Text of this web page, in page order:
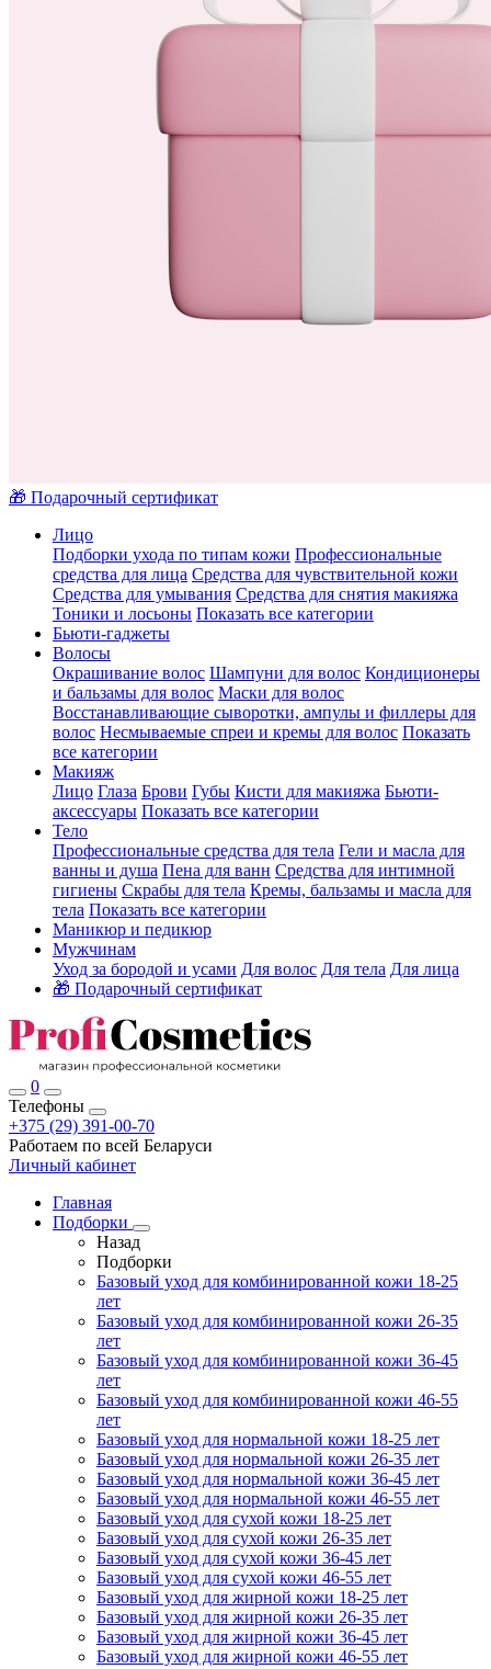
🎁 Подарочный сертификат
Лицо
Подборки ухода по типам кожи Профессиональные
средства для лица Средства для чувствительной кожи
Средства для умывания Средства для снятия макияжа
Тоники и лосьоны Показать все категории
Бьюти-гаджеты
Волосы
Окрашивание волос Шампуни для волос Кондиционеры
и бальзамы для волос Маски для волос
Восстанавливающие сыворотки, ампулы и филлеры для
волос Несмываемые спреи и кремы для волос Показать
все категории
Макияж
Лицо Глаза Брови Губы Кисти для макияжа Бьюти-
аксессуары Показать все категории
Тело
Профессиональные средства для тела Гели и масла для
ванны и душа Пена для ванн Средства для интимной
гигиены Скрабы для тела Кремы, бальзамы и масла для
тела Показать все категории
Маникюр и педикюр
Мужчинам
Уход за бородой и усами Для волос Для тела Для лица
🎁 Подарочный сертификат
0
Телефоны
+375 (29) 391-00-70
Работаем по всей Беларуси
Личный кабинет
Главная
Подборки
Назад
Подборки
Базовый уход для комбинированной кожи 18-25
лет
Базовый уход для комбинированной кожи 26-35
лет
Базовый уход для комбинированной кожи 36-45
лет
Базовый уход для комбинированной кожи 46-55
лет
Базовый уход для нормальной кожи 18-25 лет
Базовый уход для нормальной кожи 26-35 лет
Базовый уход для нормальной кожи 36-45 лет
Базовый уход для нормальной кожи 46-55 лет
Базовый уход для сухой кожи 18-25 лет
Базовый уход для сухой кожи 26-35 лет
Базовый уход для сухой кожи 36-45 лет
Базовый уход для сухой кожи 46-55 лет
Базовый уход для жирной кожи 18-25 лет
Базовый уход для жирной кожи 26-35 лет
Базовый уход для жирной кожи 36-45 лет
Базовый уход для жирной кожи 46-55 лет